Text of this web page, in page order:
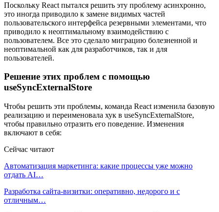
Поскольку React пытался решить эту проблему асинхронно,
это иногда приводило к замене видимых частей
пользовательского интерфейса резервными элементами, что
приводило к неоптимальному взаимодействию с
пользователем. Все это сделало миграцию болезненной и
неоптимальной как для разработчиков, так и для
пользователей.
Решение этих проблем с помощью
useSyncExternalStore
Чтобы решить эти проблемы, команда React изменила базовую
реализацию и переименовала хук в useSyncExternalStore,
чтобы правильно отразить его поведение. Изменения
включают в себя:
Сейчас читают
Автоматизация маркетинга: какие процессы уже можно
отдать AI…
Разработка сайта-визитки: оперативно, недорого и с
отличным…